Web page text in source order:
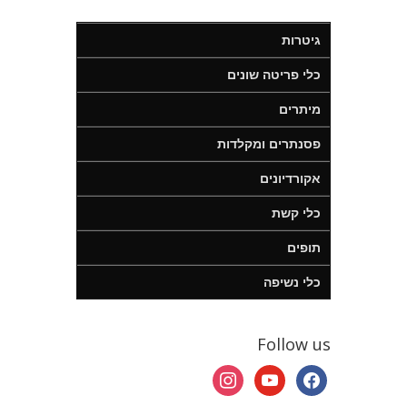
גיטרות
כלי פריטה שונים
מיתרים
פסנתרים ומקלדות
אקורדיונים
כלי קשת
תופים
כלי נשיפה
Follow us
facebook
youtube
instagram